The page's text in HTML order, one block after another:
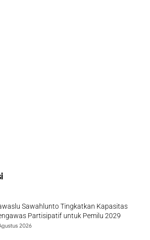
Sawahlunto Tingkatkan Kapasitas
Partisipatif untuk Pemilu 2029
2026